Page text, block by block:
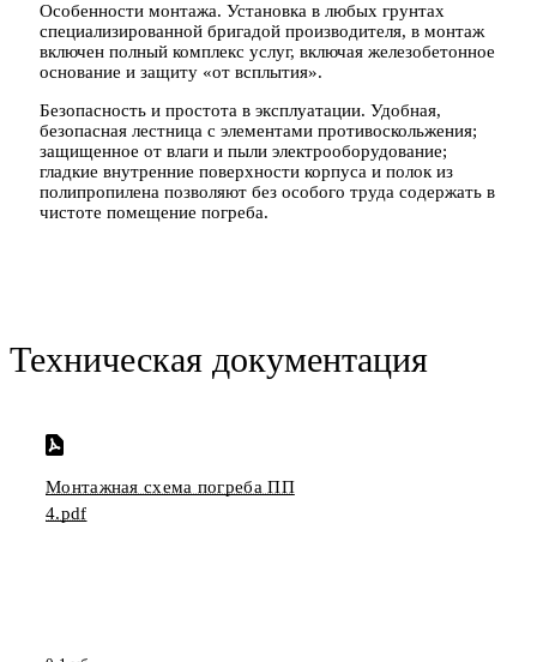
Особенности монтажа. Установка в любых грунтах
специализированной бригадой производителя, в монтаж
включен полный комплекс услуг, включая железобетонное
основание и защиту «от всплытия».
Безопасность и простота в эксплуатации. Удобная,
безопасная лестница с элементами противоскольжения;
защищенное от влаги и пыли электрооборудование;
гладкие внутренние поверхности корпуса и полок из
полипропилена позволяют без особого труда содержать в
чистоте помещение погреба.
Техническая документация
Монтажная схема погреба ПП
4.pdf